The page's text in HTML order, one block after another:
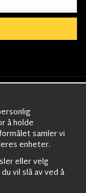
M65
Vintage Army
,Ghillie
å holde
samler vi
enheter.
eller velg
vil slå av ved å